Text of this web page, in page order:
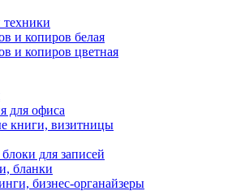
техники
и копиров белая
и копиров цветная
для офиса
книги, визитницы
для записей
бланки
бизнес-органайзеры